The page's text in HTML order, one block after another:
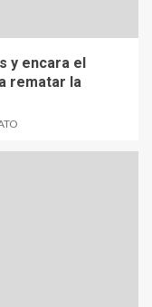
y encara el
rematar la